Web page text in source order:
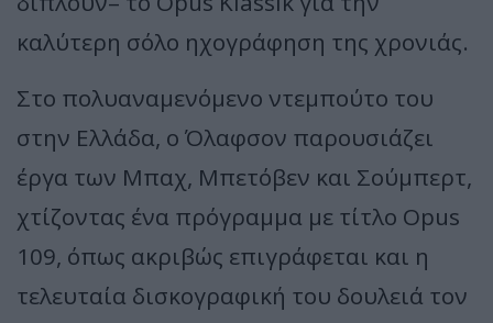
καλύτερη σόλο ηχογράφηση της χρονιάς.
Στο πολυαναμενόμενο ντεμπούτο του
στην Ελλάδα, ο Όλαφσον παρουσιάζει
έργα των Μπαχ, Μπετόβεν και Σούμπερτ,
χτίζοντας ένα πρόγραμμα με τίτλο Opus
109, όπως ακριβώς επιγράφεται και η
τελευταία δισκογραφική του δουλειά τον